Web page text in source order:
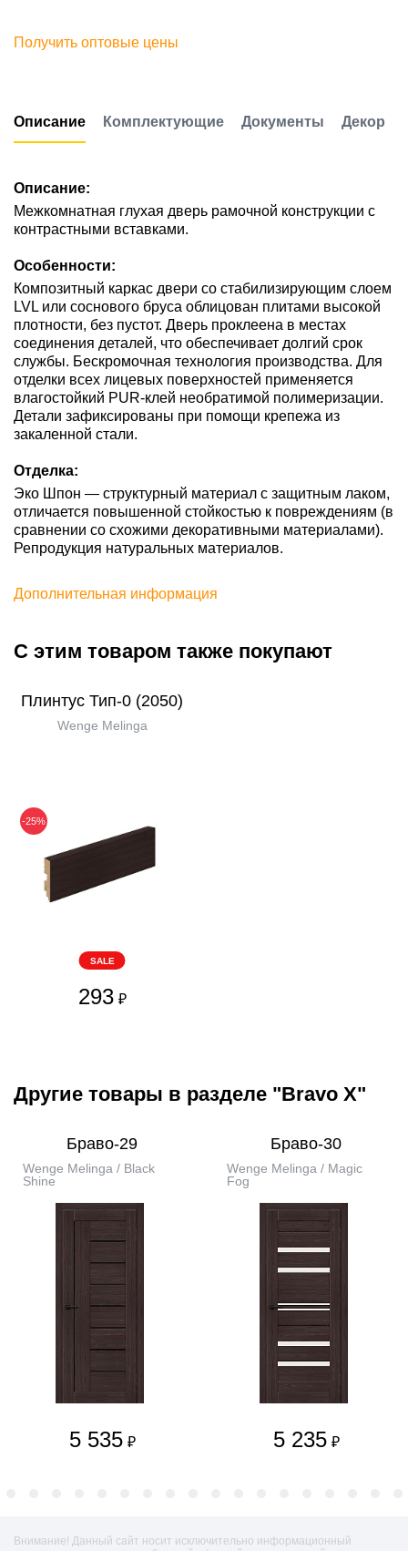
Получить оптовые цены
Описание Комплектующие Документы Декор
Описание:
Межкомнатная глухая дверь рамочной конструкции с
контрастными вставками.
Особенности:
Композитный каркас двери со стабилизирующим слоем
LVL или соснового бруса облицован плитами высокой
плотности, без пустот. Дверь проклеена в местах
соединения деталей, что обеспечивает долгий срок
службы. Бескромочная технология производства. Для
отделки всех лицевых поверхностей применяется
влагостойкий PUR-клей необратимой полимеризации.
Детали зафиксированы при помощи крепежа из
закаленной стали.
Отделка:
Эко Шпон — структурный материал с защитным лаком,
отличается повышенной стойкостью к повреждениям (в
сравнении со схожими декоративными материалами).
Репродукция натуральных материалов.
Дополнительная информация
С этим товаром также покупают
Плинтус Тип-0 (2050)
Wenge Melinga
-25%
SALE
293 ₽
Другие товары в разделе "Bravo X"
Браво-29
Wenge Melinga / Black
Shine
5 535 ₽
Браво-30
Wenge Melinga / Magic
Fog
5 235 ₽
Внимание! Данный сайт носит исключительно информационный